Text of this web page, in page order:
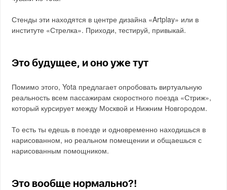
Стенды эти находятся в центре дизайна «Artplay» или в
институте «Стрелка». Приходи, тестируй, привыкай.
Это будущее, и оно уже тут
Помимо этого, Yota предлагает опробовать виртуальную
реальность всем пассажирам скоростного поезда «Стриж»,
который курсирует между Москвой и Нижним Новгородом.
То есть ты едешь в поезде и одновременно находишься в
нарисованном, но реальном помещении и общаешься с
нарисованным помощником.
Это вообще нормально?!